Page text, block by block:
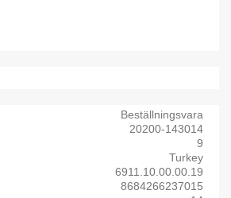
Beställningsvara
20200-143014
9
Turkey
6911.10.00.00.19
8684266237015